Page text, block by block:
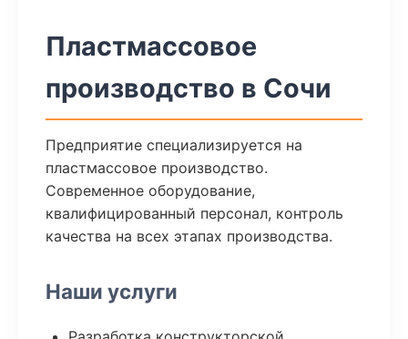
Пластмассовое
производство в Сочи
Предприятие специализируется на
пластмассовое производство.
Современное оборудование,
квалифицированный персонал, контроль
качества на всех этапах производства.
Наши услуги